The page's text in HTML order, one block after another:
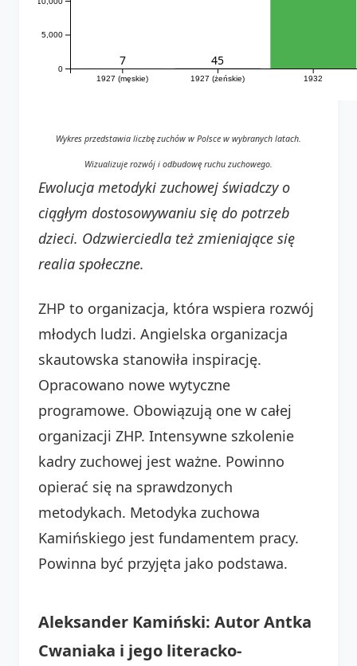
1927 (męskie) 1927 (żeńskie) 1932
0
5,000
7 45
Wykres przedstawia liczbę zuchów w Polsce w wybranych latach.
Wizualizuje rozwój i odbudowę ruchu zuchowego.
Ewolucja metodyki zuchowej świadczy o
ciągłym dostosowywaniu się do potrzeb
dzieci. Odzwierciedla też zmieniające się
realia społeczne.
ZHP to organizacja, która wspiera rozwój
młodych ludzi. Angielska organizacja
skautowska stanowiła inspirację.
Opracowano nowe wytyczne
programowe. Obowiązują one w całej
organizacji ZHP. Intensywne szkolenie
kadry zuchowej jest ważne. Powinno
opierać się na sprawdzonych
metodykach. Metodyka zuchowa
Kamińskiego jest fundamentem pracy.
Powinna być przyjęta jako podstawa.
Aleksander Kamiński: Autor Antka
Cwaniaka i jego literacko-